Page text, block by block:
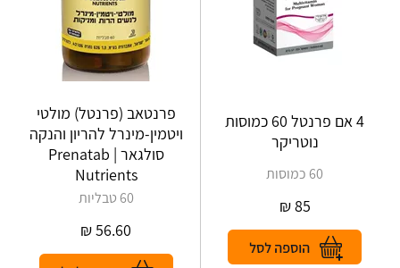
4 אם פרנטל 60 כמוסות
נוטריקר
60 כמוסות
85
₪
פרנטאב (פרנטל) מולטי
ויטמין-מינרל להריון והנקה
סולגאר | Prenatab
Nutrients
60 טבליות
56.60
₪